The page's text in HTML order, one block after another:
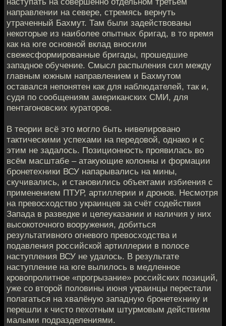
направлении на севере, стремясь вернуть
утраченный Бахмут. Там были задействованы
некоторые из наиболее опытных бригад, в то время
как на юге основной вклад вносили
свежесформированные бригады, прошедшие
западное обучение. Смысл распыления сил между
главным южным направлением и Бахмутом
оставался непонятен как для наблюдателей, так и,
судя по сообщениям американских СМИ, для
пентагоновских кураторов.
В теории всё это могло быть нивелировано
тактическими успехами на передовой, однако и с
этим не задалось. Позиционность проявилась во
всём масштабе – атакующие колонны и формации
бронетехники ВСУ напарывались на мины,
скучивались, и становились объектами избиения с
применением ПТУР, артиллерии и дронов. Несмотря
на превосходство украинцев за счёт содействия
Запада в разведке и целеуказании и наличия у них
высокоточного вооружения, добиться
результативного огневого превосходства и
подавления российской артиллерии в полосе
наступления ВСУ не удалось. В результате
наступление на юге вылилось в медленное
кровопролитное «прогрызание» российских позиций,
уже со второй половины июня украинцы перестали
полагаться на хвалёную западную бронетехнику и
перешли к чисто пехотным штурмовым действиям
малыми подразделениями.